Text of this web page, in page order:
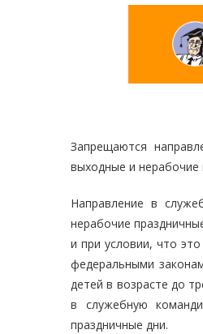
Запрещаются
выходные и
Направление в
нерабочие
и при условии, что
федеральными
детей в возрасте до
в служебную
праздничные дни.